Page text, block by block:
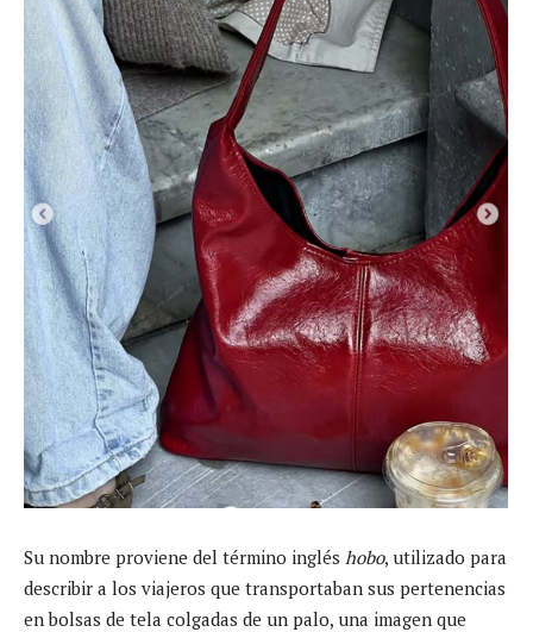
Su nombre proviene del término inglés hobo, utilizado para
describir a los viajeros que transportaban sus pertenencias
en bolsas de tela colgadas de un palo, una imagen que